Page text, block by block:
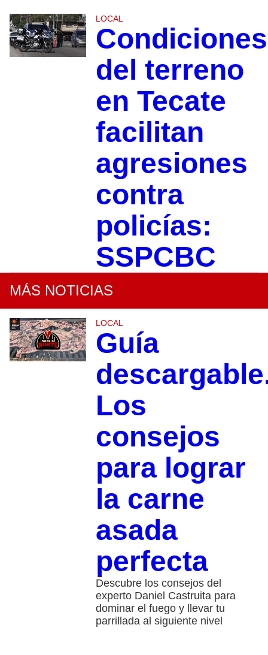
LOCAL
Condiciones
del terreno
en Tecate
facilitan
agresiones
contra
policías:
SSPCBC
MÁS NOTICIAS
LOCAL
Guía
Los
consejos
para lograr
la carne
asada
perfecta
Descubre los consejos del
experto Daniel Castruita para
dominar el fuego y llevar tu
parrillada al siguiente nivel